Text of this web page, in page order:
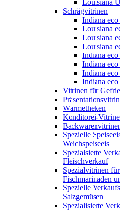
Louisiana
Schrägvitrinen
Indiana
Louisiana
Louisiana
Louisiana
Indiana
Indiana
Indiana
Indiana
Vitrinen für
Wärmetheken
Konditorei-
Spezielle
Weichspeiseeis
Spezialsierte
Fleischverkauf
Spezialvitrinen
Fischmarinaden
Spezielle
Salzgemüsen
Spezialisierte